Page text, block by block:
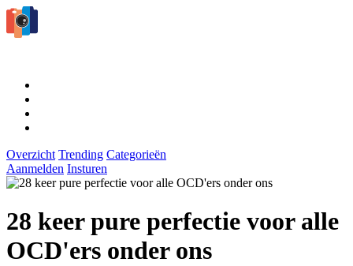
Overzicht Trending Categorieën
Aanmelden Insturen
28 keer pure perfectie voor alle
OCD'ers onder ons